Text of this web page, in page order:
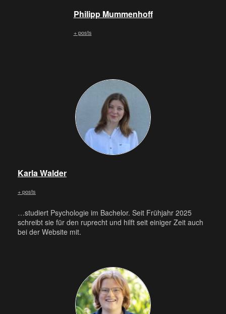
Philipp Mummenhoff
+ posts
Karla Walder
+ posts
…studiert Psychologie im Bachelor. Seit Frühjahr 2025
schreibt sie für den ruprecht und hilft seit einiger Zeit auch
bei der Website mit.